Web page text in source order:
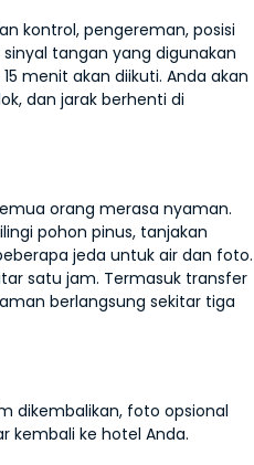
kontrol, pengereman, posisi
tangan yang digunakan
menit akan diikuti. Anda akan
dan jarak berhenti di
orang merasa nyaman.
pohon pinus, tanjakan
jeda untuk air dan foto.
satu jam. Termasuk transfer
berlangsung sekitar tiga
dikembalikan, foto opsional
kembali ke hotel Anda.